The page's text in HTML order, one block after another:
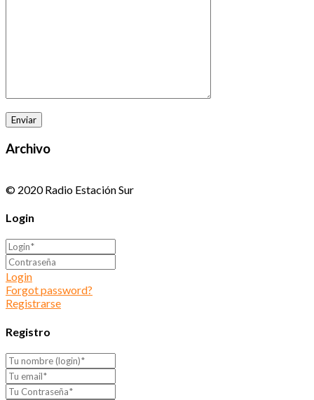
Archivo
© 2020 Radio Estación Sur
Login
Login
Forgot password?
Registrarse
Registro